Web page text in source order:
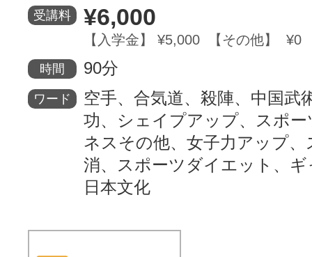
サイトマッ
受講料 ¥6,000
【入学金】 ¥5,000 【その他】 ¥0
時間 90分
ワード
空手、合気道、殺陣、中国武
功、シェイプアップ、スポ
ネスその他、女子力アップ、
消、スポーツダイエット、
日本文化